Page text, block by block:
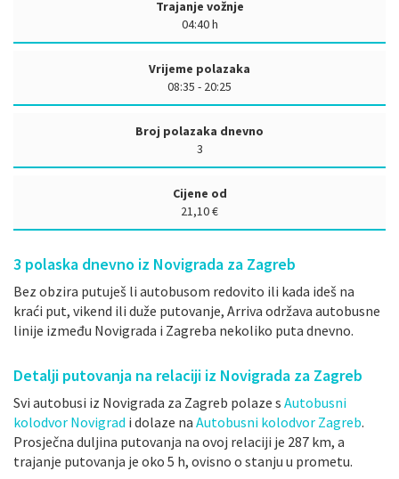
Trajanje vožnje
04:40 h
Vrijeme polazaka
08:35 - 20:25
Broj polazaka dnevno
3
Cijene od
21,10 €
3 polaska dnevno iz Novigrada za Zagreb
Bez obzira putuješ li autobusom redovito ili kada ideš na
kraći put, vikend ili duže putovanje, Arriva održava autobusne
linije između Novigrada i Zagreba nekoliko puta dnevno.
Detalji putovanja na relaciji iz Novigrada za Zagreb
Svi autobusi iz Novigrada za Zagreb polaze s Autobusni
kolodvor Novigrad i dolaze na Autobusni kolodvor Zagreb.
Prosječna duljina putovanja na ovoj relaciji je 287 km, a
trajanje putovanja je oko 5 h, ovisno o stanju u prometu.